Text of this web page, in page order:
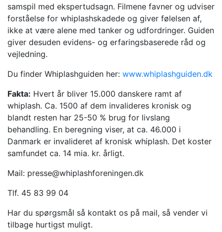
samspil med ekspertudsagn. Filmene favner og udviser
forståelse for whiplashskadede og giver følelsen af,
ikke at være alene med tanker og udfordringer. Guiden
giver desuden evidens- og erfaringsbaserede råd og
vejledning.
Du finder Whiplashguiden her: www.whiplashguiden.dk
Fakta: Hvert år bliver 15.000 danskere ramt af
whiplash. Ca. 1500 af dem invalideres kronisk og
blandt resten har 25-50 % brug for livslang
behandling. En beregning viser, at ca. 46.000 i
Danmark er invalideret af kronisk whiplash. Det koster
samfundet ca. 14 mia. kr. årligt.
Mail: presse@whiplashforeningen.dk
Tlf. 45 83 99 04
Har du spørgsmål så kontakt os på mail, så vender vi
tilbage hurtigst muligt.